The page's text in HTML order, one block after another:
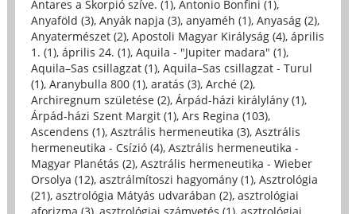
Antares a Skorpió szíve. (1), Antonio Bonfini (1),
Anyaföld (3), Anyák napja (3), anyaméh (1), Anyaság (2),
Anyatermészet (2), Apostoli Magyar Királyság (4), április
1. (1), április 24. (1), Aquila - "Jupiter madara" (1),
Aquila–Sas csillagzat (1), Aquila–Sas csillagzat - Turul
(1), Aranybulla 800 (1), aratás (3), Arché (2),
Archiregnum születése (2), Árpád-házi királylány (1),
Árpád-házi Szent Margit (1), Ars Regina (103),
Ascendens (1), Asztrális hermeneutika (3), Asztrális
hermeneutika - Csízió (4), Asztrális hermeneutika -
Magyar Planétás (2), Asztrális hermeneutika - Wieber
Orsolya (12), asztrálmítoszi hagyomány (1), Asztrológia
(21), asztrológia Mátyás udvarában (2), asztrológiai